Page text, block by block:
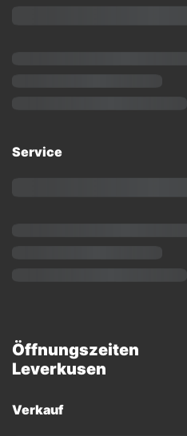
Service
Öffnungszeiten
Leverkusen
Verkauf